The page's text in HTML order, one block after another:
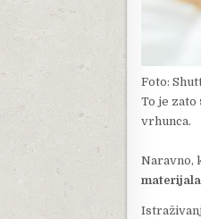
Foto:
To je zato
vrhunca.
Naravno,